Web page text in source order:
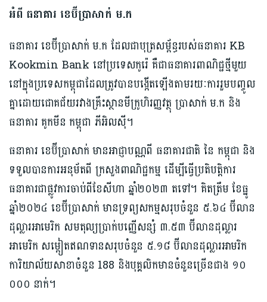
អំពី ធនាគារ ខេប៊ីប្រាសាក់ ម.ក
ធនាគារ​ ខេ​ប៊ី​ប្រា​សាក់​ ​ម​.​ក​ ​ដែល​ជា​បុត្រ​ស​ម្ព័ន្ធ​របស់​ធនាគារ​ KB
Kook​m​in​ ​Bank​ ​នៅ​ប្រទេស​កូរ៉េ ​គឺជា​ធនាគារ​ពាណិជ្ជ​ថ្មី​មួយ​
នៅ​ក្នុង​ប្រទេស​កម្ពុជា​ដែល​ត្រូវ​បាន​បង្កើត​ឡើង​តាមរយៈ​ការ​រួមបញ្ចូល​
គ្នា​ដោយ​ជោគជ័យ​រវាង​គ្រឹះស្ថាន​មីក្រូ​ហិរញ្ញវត្ថុ​ ប្រា​សាក់​ ​ម​.​ក​ ​និង​ ​
ធនាគារ​ ​គូក​មីន​ កម្ពុជា​ ​ភី​អិ​ល​ស៊ី​។​
ធនាគារ​ ខេ​ប៊ី​ប្រា​សាក់​ ​មាន​អាជ្ញា​ប​ណ្ណ​ពី​ ​ធនាគារ​ជាតិ​ ​នៃ​ ​កម្ពុជា​ ​និង​
ទទួល​បានការ​អនុម័ត​ពី​ ​ក្រសួង​ពាណិជ្ជកម្ម​ ​ដើម្បី​ធ្វើ​ប្រតិបត្តិការ​
ធនាគារ​ជា​ផ្លូវការ​ចាប់ពី​ខែ​សីហា​ ​ឆ្នាំ២០២៣ ​តទៅ​។ គិតត្រឹម ខែធ្នូ
ឆ្នាំ២០២៤ ​ខេ​ប៊ី​ប្រា​សាក់​ ​មានទ្រព្យ​សកម្ម​សរុប​ចំនួន​ ៥.៦៤ ​ប៊ី​លាន​
ដុល្លារ​អាមេរិក​ ​សមតុល្យ​ប្រាក់​បញ្ញើ​សន្សំ​ ៣.៥៣ ​ប៊ី​លាន​ដុល្លារ​
អាមេរិក​ ​ស​ម្ពៀ​ត​ឥណទាន​សរុប​ចំនួន​ ៥.១៨ ​ប៊ី​លាន​ដុល្លារ​អាម​រិ​ក​ ​
ការិយាល័យ​សាខា​ចំនួន​ 188 ​និង​បុគ្គលិក​មាន​ចំនួន​ច្រើនជាង​ ១០
០០០ ​នាក់​។